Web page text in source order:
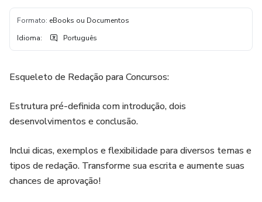
Formato: eBooks ou Documentos
Idioma: Português
Esqueleto de Redação para Concursos:
Estrutura pré-definida com introdução, dois
desenvolvimentos e conclusão.
Inclui dicas, exemplos e flexibilidade para diversos temas e
tipos de redação. Transforme sua escrita e aumente suas
chances de aprovação!